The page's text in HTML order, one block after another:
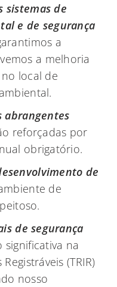
sistemas de
e de segurança
a
a melhoria
local de
abrangentes
reforçadas por
obrigatório.
de
de
de segurança
na
(TRIR)
nosso